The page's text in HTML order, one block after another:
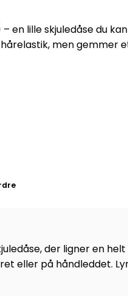
en lille skjuledåse du
men gemmer
der ligner en
eller på håndleddet.